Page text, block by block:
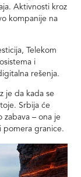
Aktivnosti kroz
kompanije na
Telekom
i
rešenja.
je da kada se
Srbija će
– ona je
pomera granice.